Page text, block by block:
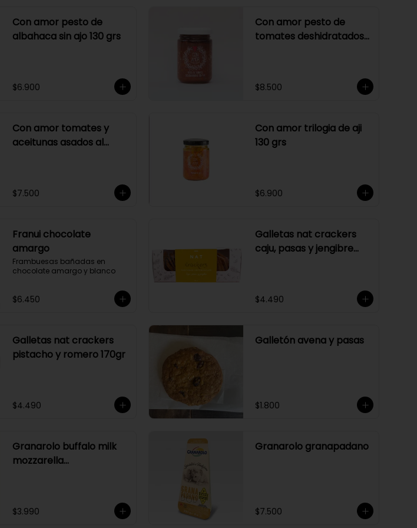
Con amor pesto de
albahaca sin ajo 130 grs
$6.900
Con amor pesto de
tomates deshidratados
$8.500
Con amor tomates y
aceitunas asados al
$7.500
Con amor trilogia de aji
130 grs
$6.900
Franui chocolate
amargo
Frambuesas bañadas en
chocolate amargo y blanco
$6.450
Galletas nat crackers
caju, pasas y jengibre
$4.490
Galletas nat crackers
pistacho y romero 170gr
$4.490
Galletón avena y pasas
$1.800
Granarolo buffalo milk
mozzarella
$3.990
Granarolo granapadano
$7.500